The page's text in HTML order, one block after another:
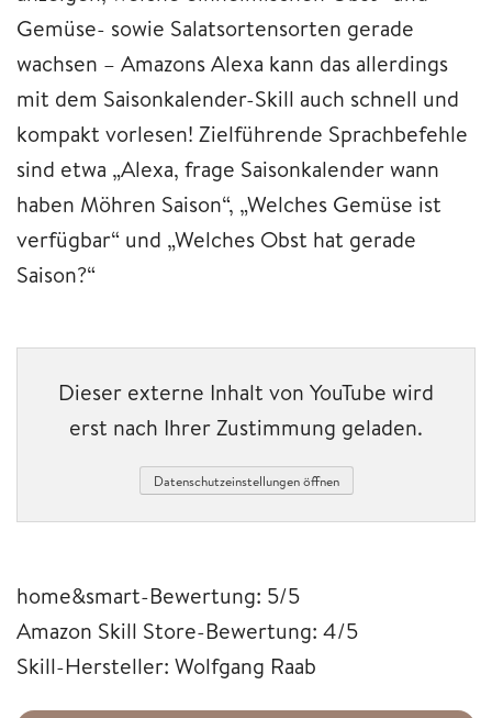
Gemüse- sowie Salatsortensorten gerade
wachsen – Amazons Alexa kann das allerdings
mit dem Saisonkalender-Skill auch schnell und
kompakt vorlesen! Zielführende Sprachbefehle
sind etwa „Alexa, frage Saisonkalender wann
haben Möhren Saison“, „Welches Gemüse ist
verfügbar“ und „Welches Obst hat gerade
Saison?“
Dieser externe Inhalt von YouTube wird
erst nach Ihrer Zustimmung geladen.
Datenschutzeinstellungen öffnen
home&smart-Bewertung: 5/5
Amazon Skill Store-Bewertung: 4/5
Skill-Hersteller: Wolfgang Raab